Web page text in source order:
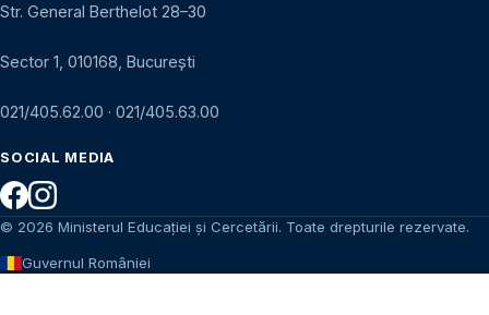
Str. General Berthelot 28–30
Sector 1, 010168, București
021/405.62.00 · 021/405.63.00
SOCIAL MEDIA
© 2026 Ministerul Educației și Cercetării. Toate drepturile rezervate.
Guvernul României